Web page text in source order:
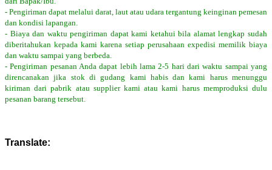
- Pengiriman dapat melalui darat, laut atau udara tergantung keinginan pemesan
dan kondisi lapangan.
- Biaya dan waktu pengiriman dapat kami ketahui bila alamat lengkap sudah
diberitahukan kepada kami karena setiap perusahaan expedisi memilik biaya
dan waktu sampai yang berbeda.
- Pengiriman pesanan Anda dapat lebih lama 2-5 hari dari waktu sampai yang
direncanakan jika stok di gudang kami habis dan kami harus menunggu
kiriman dari pabrik atau supplier kami atau kami harus memproduksi dulu
pesanan barang tersebut.
Translate: